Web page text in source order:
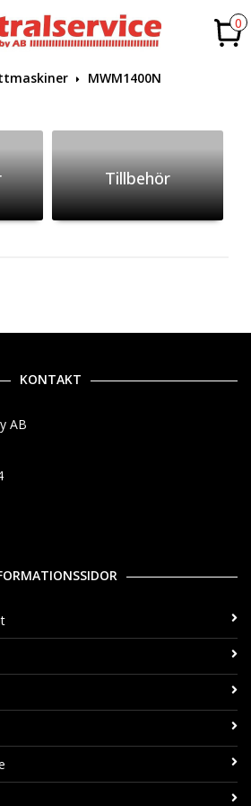
0
MWM1400N
Tillbehör
KONTAKT
AB